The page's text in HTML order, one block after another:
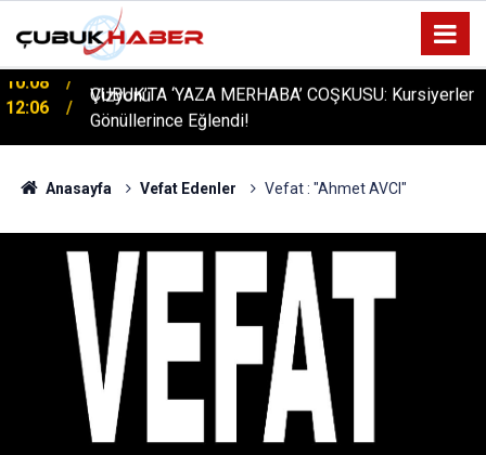
12:06
ÇUBUK’TA ‘YAZA MERHABA’ COŞKUSU: Kursiyerler
Gönüllerince Eğlendi!
Anasayfa Vefat Edenler Vefat : "Ahmet AVCI"